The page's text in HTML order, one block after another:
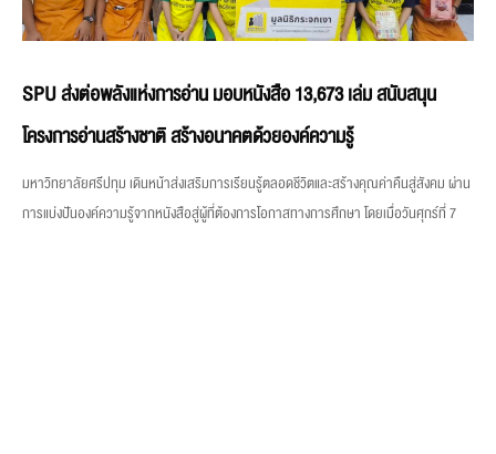
SPU ส่งต่อพลังแห่งการอ่าน มอบหนังสือ 13,673 เล่ม สนับสนุน
โครงการอ่านสร้างชาติ สร้างอนาคตด้วยองค์ความรู้
มหาวิทยาลัยศรีปทุม เดินหน้าส่งเสริมการเรียนรู้ตลอดชีวิตและสร้างคุณค่าคืนสู่สังคม ผ่าน
การแบ่งปันองค์ความรู้จากหนังสือสู่ผู้ที่ต้องการโอกาสทางการศึกษา โดยเมื่อวันศุกร์ที่ 7